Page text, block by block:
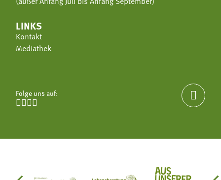
LINKS
Kontakt
Mediathek
Folge uns auf:

